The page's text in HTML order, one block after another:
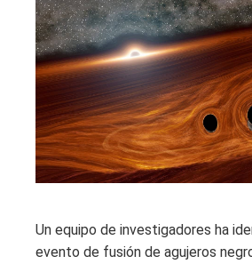
Un equipo de investigadores ha
evento de fusión de agujeros